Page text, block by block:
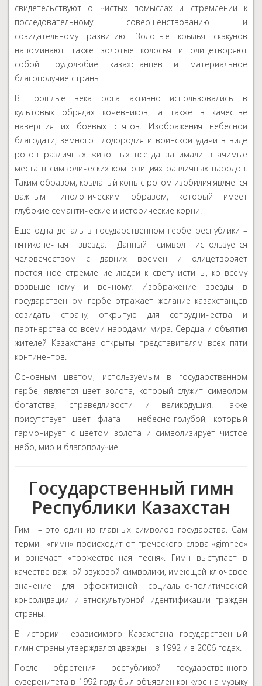
свидетельствуют о чистых помыслах и стремлении к
последовательному совершенствованию и
созидательному развитию. Золотые крылья скакунов
напоминают также золотые колосья и олицетворяют
собой трудолюбие казахстанцев и материальное
благополучие страны.
В прошлые века рога активно использовались в
культовых обрядах кочевников, а также в качестве
навершия их боевых стягов. Изображения небесной
благодати, земного плодородия и воинской удачи в виде
рогов различных животных всегда занимали значимые
места в символических композициях различных народов.
Таким образом, крылатый конь с рогом изобилия является
важным типологическим образом, который имеет
глубокие семантические и исторические корни.
Еще одна деталь в государственном гербе республики –
пятиконечная звезда. Данный символ используется
человечеством с давних времен и олицетворяет
постоянное стремление людей к свету истины, ко всему
возвышенному и вечному. Изображение звезды в
государственном гербе отражает желание казахстанцев
созидать страну, открытую для сотрудничества и
партнерства со всеми народами мира. Сердца и объятия
жителей Казахстана открыты представителям всех пяти
континентов.
Основным цветом, используемым в государственном
гербе, является цвет золота, который служит символом
богатства, справедливости и великодушия. Также
присутствует цвет флага – небесно-голубой, который
гармонирует с цветом золота и символизирует чистое
небо, мир и благополучие.
Государственный гимн
Республики Казахстан
Гимн – это один из главных символов государства. Сам
термин «гимн» происходит от греческого слова «gimneo»
и означает «торжественная песня». Гимн выступает в
качестве важной звуковой символики, имеющей ключевое
значение для эффективной социально-политической
консолидации и этнокультурной идентификации граждан
страны.
В истории независимого Казахстана государственный
гимн страны утверждался дважды – в 1992 и в 2006 годах.
После обретения республикой государственного
суверенитета в 1992 году был объявлен конкурс на музыку